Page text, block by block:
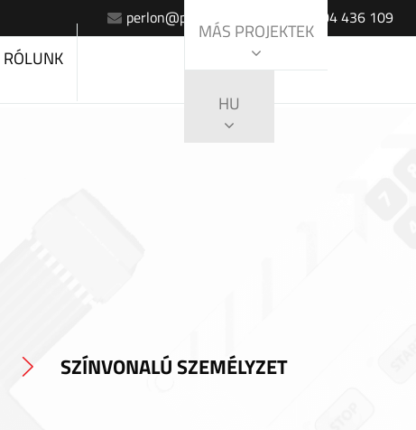
perlon@perlon.sk +420 604 436 109
RÓLUNK
MÁS PROJEKTEK
HU
SZÍNVONALÚ SZEMÉLYZET